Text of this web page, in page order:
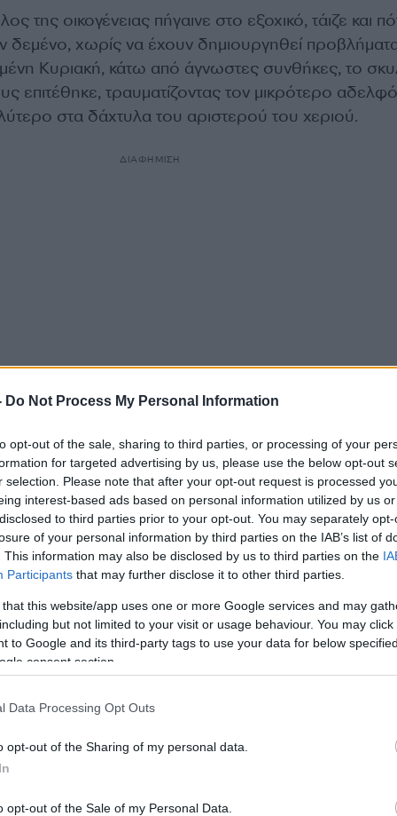
Do Not Process My Personal Information
opt-out of the sale, sharing to third parties, or processing of your
for targeted advertising by us, please use the below opt-out
selection. Please note that after your opt-out request is processed
interest-based ads based on personal information utilized by us
to third parties prior to your opt-out. You may separately
of your personal information by third parties on the IAB’s list of
This information may also be disclosed by us to third parties on the
Participants that may further disclose it to other third parties.
that this website/app uses one or more Google services and may
but not limited to your visit or usage behaviour. You may
to Google and its third-party tags to use your data for below
consent section.
Data Processing Opt Outs
opt-out of the Sharing of my personal data.
opt-out of the Sale of my Personal Data.
της οικογένειας πήγαινε στο εξοχικό, τάιζε και
δεμένο, χωρίς να έχουν δημιουργηθεί
Κυριακή, κάτω από άγνωστες συνθήκες, το
επιτέθηκε, τραυματίζοντας τον μικρότερο
στα δάχτυλα του αριστερού του χεριού.
ΔΙΑΦΗΜΙΣΗ
ο οποίος έκανε 4-5 ράμματα στον καθένα, μιας και
και ταυτόχρονα τους έδωσε φαρμακευτική αγωγή
μόλυνση. «Έπιασα το σκυλί από το πίσω
ότι είχε χώσει τα δόντια του στον ένα γιο μου,
και αμέσως έφυγε νευριασμένο και έκανε
στο πόδι. Τα παιδιά πονάνε πολύ στα σημεία
να μην τους μείνουν σημάδια» αναφέρει ο
συνέχεια στο θέμα, μόνο θα επιστρέψει το
ΔΙΑΦΗΜΙΣΗ